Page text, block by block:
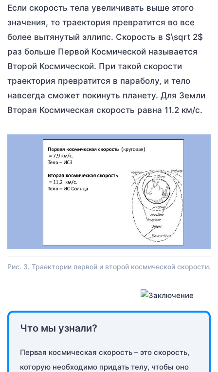
Если скорость тела увеличивать выше этого
значения, то траектория превратится во все
более вытянутый эллипс. Скорость в $\sqrt 2$
раз больше Первой Космической называется
Второй Космической. При такой скорости
траектория превратится в параболу, и тело
навсегда сможет покинуть планету. Для Земли
Вторая Космическая скорость равна 11.2 км/с.
Рис. 3. Траектории первой и второй космической скорости.
Что мы узнали?
Первая космическая скорость – это скорость,
которую необходимо придать телу, чтобы оно